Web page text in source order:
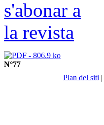
N°77
Plan del siti |